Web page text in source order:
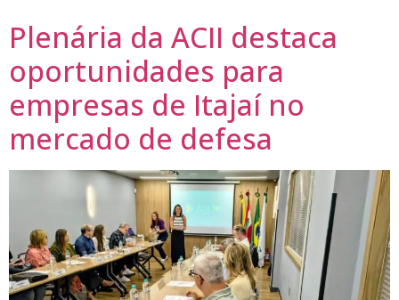
Plenária da ACII destaca
oportunidades para
empresas de Itajaí no
mercado de defesa